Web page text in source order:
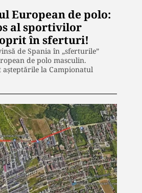
European de polo:
al sportivilor
în sferturi!
de Spania în „sferturile”
de polo masculin.
așteptările la Campionatul